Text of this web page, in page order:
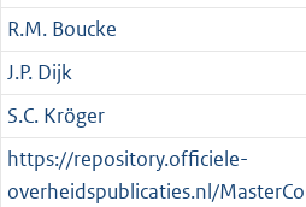
R.M. Boucke
J.P. Dijk
S.C. Kröger
https://repository.officiele-
overheidspublicaties.nl/